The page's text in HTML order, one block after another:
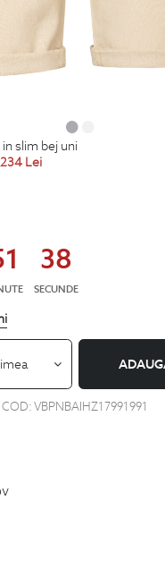
in slim bej uni
234 Lei
37
SECUNDE
COD:VBPNBAIHZ17991991